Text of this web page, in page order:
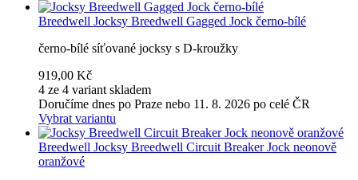
Breedwell Jocksy Breedwell Gagged Jock černo-bílé
černo-bílé síťované jocksy s D-kroužky
919,00 Kč
4 ze 4 variant skladem
Doručíme dnes po Praze nebo 11. 8. 2026 po celé ČR
Vybrat variantu
Breedwell Jocksy Breedwell Circuit Breaker Jock neonově
oranžové